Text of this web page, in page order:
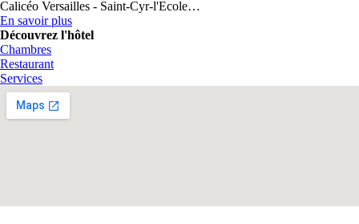
Calicéo Versailles - Saint-Cyr-l'Ecole…
En savoir plus
Découvrez l'hôtel
Chambres
Restaurant
Services